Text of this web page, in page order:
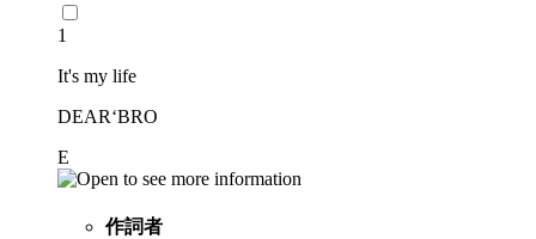
1
It's my life
DEAR‘BRO
E
作詞者